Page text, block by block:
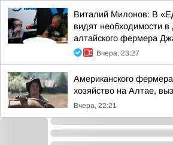
Виталий Милонов: В
видят необходимости в
алтайского фермера
Вчера, 23:27
Американского
хозяйство на Алтае,
Вчера, 22:21